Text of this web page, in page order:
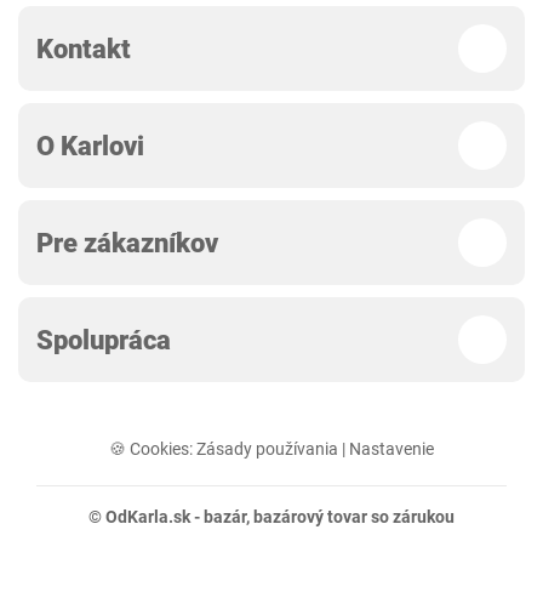
Kontakt
O Karlovi
Pre zákazníkov
Spolupráca
🍪 Cookies:Zásady používania | Nastavenie
© OdKarla.sk - bazár, bazárový tovar so zárukou